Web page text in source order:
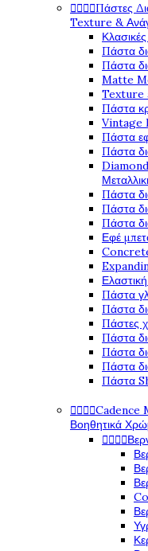
Πάστες
Texture &
Πάστα
Πάστα
Matte
Texture
Πάστα
Vintage
Πάστα
Πάστα
Πάστα
Πάστα
Πάστα
Εφέ
Πάστα
Πάστα
Πάστες
Πάστα
Πάστα
Πάστα
Πάστα
Cadence
Βοηθητικά
